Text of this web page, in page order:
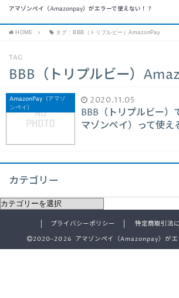
アマゾンペイ（Amazonpay）がエラーで使えない！？
HOME タグ : BBB（トリプルビー）AmazonPay
TAG
BBB（トリプルビー）
AmazonPay（アマゾ
ンペイ）
2020.11.05
BBB（トリプルビー
マゾンペイ）って使え
カテゴリー
プライバシーポリシー
特定商取引法
2020–2026 アマゾンペイ（Amazonpay）がエ